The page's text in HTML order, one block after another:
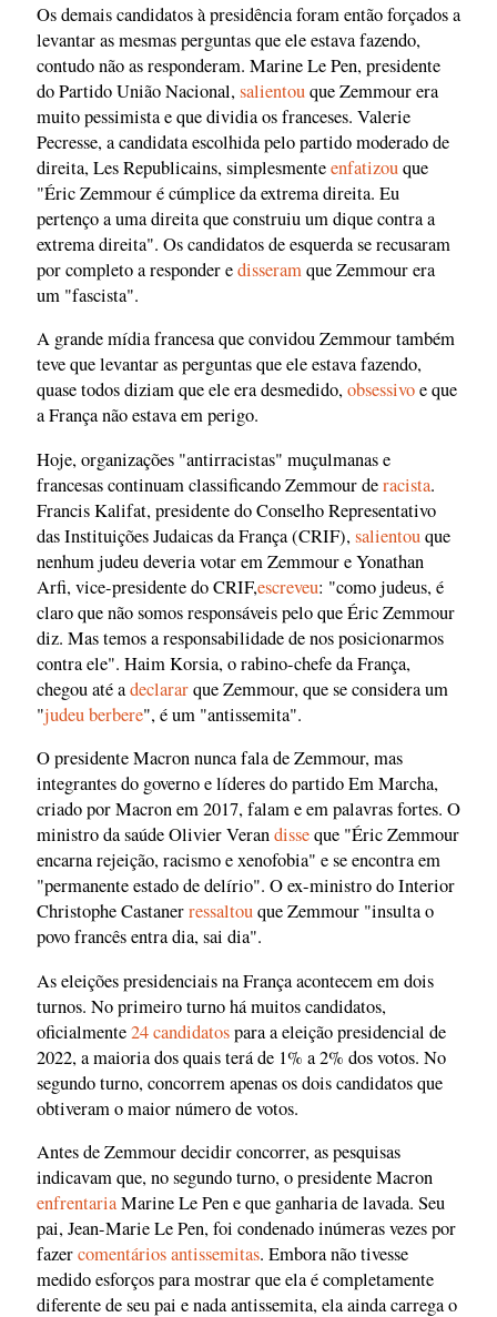
Os demais candidatos à presidência foram então forçados a
levantar as mesmas perguntas que ele estava fazendo,
contudo não as responderam. Marine Le Pen, presidente
do Partido União Nacional,salientouque Zemmour era
muito pessimista e que dividia os franceses. Valerie
Pecresse, a candidata escolhida pelo partido moderado de
direita, Les Republicains, simplesmenteenfatizouque
"Éric Zemmour é cúmplice da extrema direita. Eu
pertenço a uma direita que construiu um dique contra a
extrema direita". Os candidatos de esquerda se recusaram
por completo a responder edisseramque Zemmour era
um "fascista".
A grande mídia francesa que convidou Zemmour também
teve que levantar as perguntas que ele estava fazendo,
quase todos diziam que ele era desmedido,obsessivoe que
a França não estava em perigo.
Hoje, organizações "antirracistas" muçulmanas e
francesas continuam classificando Zemmour deracista.
Francis Kalifat, presidente do Conselho Representativo
das Instituições Judaicas da França (CRIF),salientouque
nenhum judeu deveria votar em Zemmour e Yonathan
Arfi, vice-presidente do CRIF,escreveu: "como judeus, é
claro que não somos responsáveis pelo que Éric Zemmour
diz. Mas temos a responsabilidade de nos posicionarmos
contra ele". Haim Korsia, o rabino-chefe da França,
chegou até adeclararque Zemmour, que se considera um
"judeu berbere", é um "antissemita".
O presidente Macron nunca fala de Zemmour, mas
integrantes do governo e líderes do partido Em Marcha,
criado por Macron em 2017, falam e em palavras fortes. O
ministro da saúde Olivier Verandisseque "Éric Zemmour
encarna rejeição, racismo e xenofobia" e se encontra em
"permanente estado de delírio". O ex-ministro do Interior
Christophe Castanerressaltouque Zemmour "insulta o
povo francês entra dia, sai dia".
As eleições presidenciais na França acontecem em dois
turnos. No primeiro turno há muitos candidatos,
oficialmente24 candidatospara a eleição presidencial de
2022, a maioria dos quais terá de 1% a 2% dos votos. No
segundo turno, concorrem apenas os dois candidatos que
obtiveram o maior número de votos.
Antes de Zemmour decidir concorrer, as pesquisas
indicavam que, no segundo turno, o presidente Macron
enfrentariaMarine Le Pen e que ganharia de lavada. Seu
pai, Jean-Marie Le Pen, foi condenado inúmeras vezes por
fazercomentários antissemitas. Embora não tivesse
medido esforços para mostrar que ela é completamente
diferente de seu pai e nada antissemita, ela ainda carrega o